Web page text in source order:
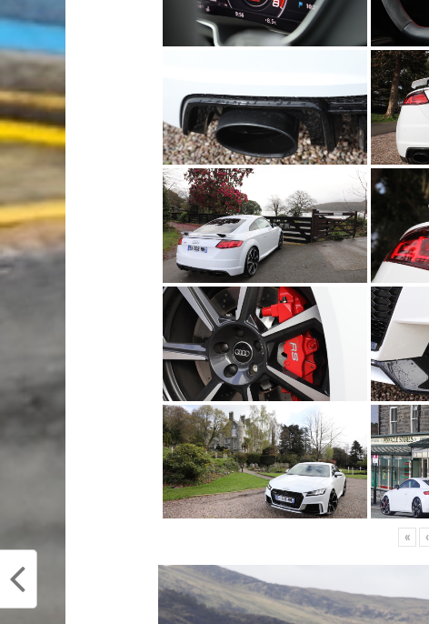
« ‹